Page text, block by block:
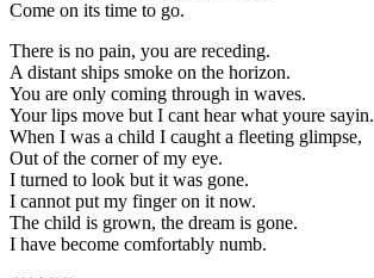
Come on its time to go.
There is no pain, you are receding.
A distant ships smoke on the horizon.
You are only coming through in waves.
Your lips move but I cant hear what youre sayin.
When I was a child I caught a fleeting glimpse,
Out of the corner of my eye.
I turned to look but it was gone.
I cannot put my finger on it now.
The child is grown, the dream is gone.
I have become comfortably numb.